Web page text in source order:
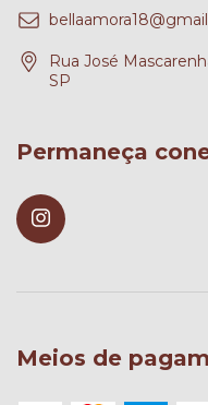
Rua José
SP
Permaneça
Meios de